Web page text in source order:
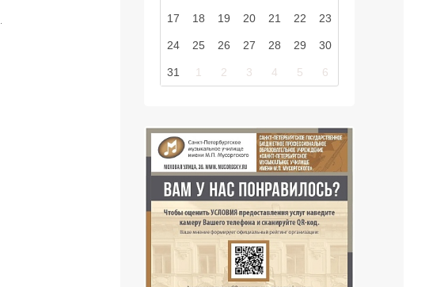
17 18 19 20 21 22 23
24 25 26 27 28 29 30
31 1 2 3 4 5 6